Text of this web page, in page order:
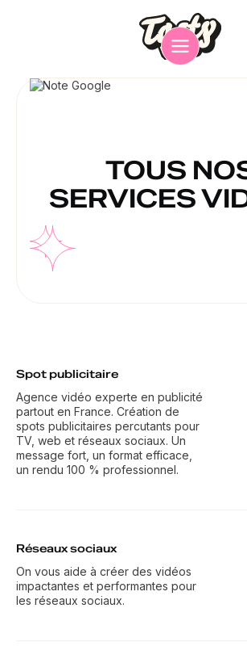
TOUS
SERVICES
Spot publicitaire
Agence vidéo experte en publicité
partout en France. Création de
spots publicitaires percutants pour
TV, web et réseaux sociaux. Un
message fort, un format efficace,
un rendu 100 % professionnel.
Réseaux sociaux
On vous aide à créer des vidéos
impactantes et performantes pour
les réseaux sociaux.